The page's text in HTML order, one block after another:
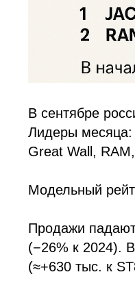
В сентябре
Лидеры
Great Wall,
Модельный
Продажи
(−26% к 2024).
(≈+630 тыс. к